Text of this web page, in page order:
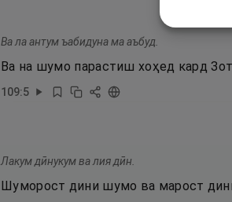
Ва ла антум ъабидуна ма аъбуд.
Ва на шумо парастиш хоҳед кард
109:5
Лакум дӣнукум ва лия дӣн.
Шуморост дини шумо ва марост